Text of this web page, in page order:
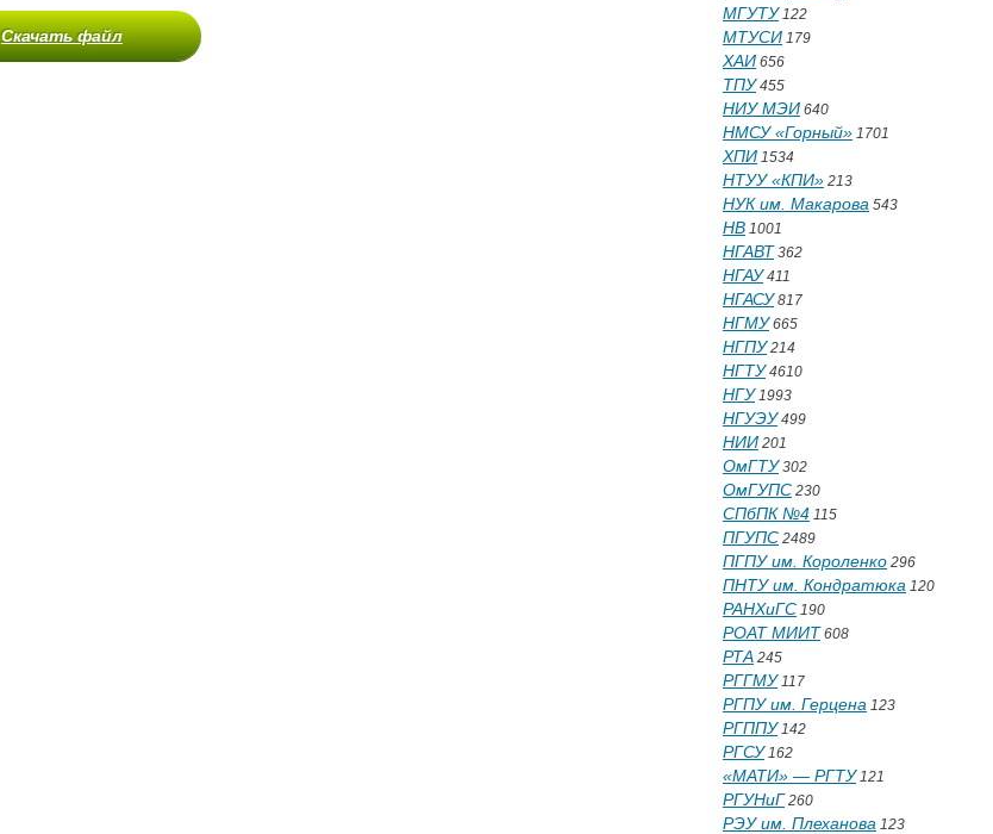
Скачать файл
МГУТУ122
МТУСИ 179
ХАИ 656
ТПУ455
НИУ МЭИ 640
НМСУ «Горный» 1701
ХПИ 1534
НТУУ «КПИ» 213
НУК им. Макарова 543
НВ 1001
НГАВТ 362
НГАУ411
НГАСУ817
НГМУ665
НГПУ214
НГТУ4610
НГУ1993
НГУЭУ499
НИИ 201
ОмГТУ302
ОмГУПС 230
СПбПК №4 115
ПГУПС 2489
ПГПУ им. Короленко 296
ПНТУ им. Кондратюка 120
РАНХиГС 190
РОАТ МИИТ 608
РТА 245
РГГМУ117
РГПУ им. Герцена 123
РГППУ142
РГСУ162
«МАТИ» — РГТУ121
РГУНиГ 260
РЭУ им. Плеханова 123